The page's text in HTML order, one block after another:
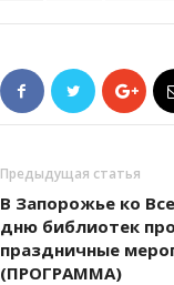
Предыдущая статья
В Запорожье ко
дню библиотек
праздничные
(ПРОГРАММА)